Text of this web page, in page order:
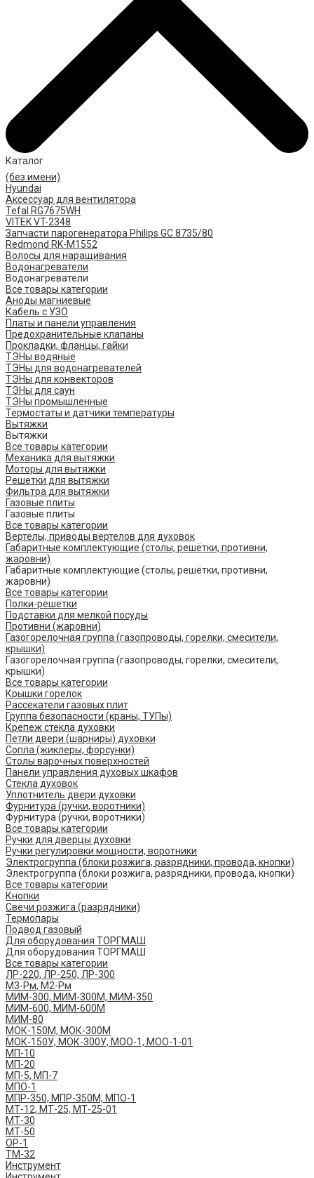
Каталог
(без имени)
Hyundai
Аксессуар для вентилятора
Tefal RG7675WH
VITEK VT-2348
Запчасти парогенератора Philips GC 8735/80
Redmond RK-M1552
Волосы для наращивания
Водонагреватели
Водонагреватели
Все товары категории
Аноды магниевые
Кабель с УЗО
Платы и панели управления
Предохранительные клапаны
Прокладки, фланцы, гайки
ТЭНы водяные
ТЭНы для водонагревателей
ТЭНы для конвекторов
ТЭНы для саун
ТЭНы промышленные
Термостаты и датчики температуры
Вытяжки
Вытяжки
Все товары категории
Механика для вытяжки
Моторы для вытяжки
Решетки для вытяжки
Фильтра для вытяжки
Газовые плиты
Газовые плиты
Все товары категории
Вертелы, приводы вертелов для духовок
Габаритные комплектующие (столы, решётки, противни,
жаровни)
Габаритные комплектующие (столы, решётки, противни,
жаровни)
Все товары категории
Полки-решетки
Подставки для мелкой посуды
Противни (жаровни)
Газогорелочная группа (газопроводы, горелки, смесители,
крышки)
Газогорелочная группа (газопроводы, горелки, смесители,
крышки)
Все товары категории
Крышки горелок
Рассекатели газовых плит
Группа безопасности (краны, ТУПы)
Крепеж стекла духовки
Петли двери (шарниры) духовки
Сопла (жиклеры, форсунки)
Столы варочных поверхностей
Панели управления духовых шкафов
Стекла духовок
Уплотнитель двери духовки
Фурнитура (ручки, воротники)
Фурнитура (ручки, воротники)
Все товары категории
Ручки для дверцы духовки
Ручки регулировки мощности, воротники
Электрогруппа (блоки розжига, разрядники, провода, кнопки)
Электрогруппа (блоки розжига, разрядники, провода, кнопки)
Все товары категории
Кнопки
Свечи розжига (разрядники)
Термопары
Подвод газовый
Для оборудования ТОРГМАШ
Для оборудования ТОРГМАШ
Все товары категории
ЛР-220, ЛР-250, ЛР-300
М3-Рм, М2-Рм
МИМ-300, МИМ-300М, МИМ-350
МИМ-600, МИМ-600М
МИМ-80
МОК-150М, МОК-300М
МОК-150У, МОК-300У, МОО-1, МОО-1-01
МП-10
МП-20
МП-5, МП-7
МПО-1
МПР-350, МПР-350М, МПО-1
МТ-12, МТ-25, МТ-25-01
МТ-30
МТ-50
ОР-1
ТМ-32
Инструмент